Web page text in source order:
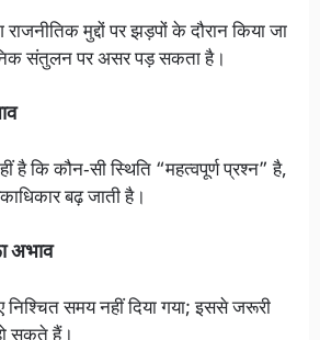
मुद्दों पर झड़पों के दौरान किया जा
संतुलन पर असर पड़ सकता है।
है कि कौन‑सी स्थिति “महत्वपूर्ण प्रश्न” है,
बढ़ जाती है।
अभाव
समय नहीं दिया गया; इससे जरूरी